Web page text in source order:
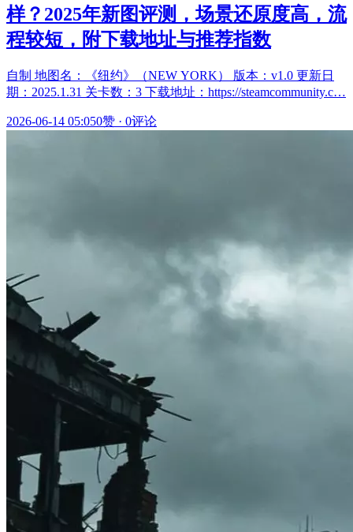
样？2025年新图评测，场景还原度高，流
程较短，附下载地址与推荐指数
自制 地图名：《纽约》（NEW YORK） 版本：v1.0 更新日
期：2025.1.31 关卡数：3 下载地址：https://steamcommunity.c…
2026-06-14 05:050赞 · 0评论